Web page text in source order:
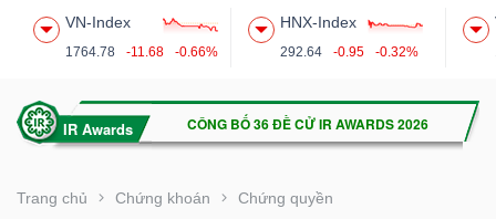
VN-Index
1764.78 -11.68 -0.66%
HNX-Index
292.64 -0.95 -0.32%
Trang chủ Chứng khoán Chứng quyền
Tính
(-)
VIETSTOCK